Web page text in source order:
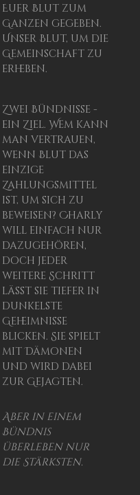
Euer Blut zum
Ganzen gegeben.
Unser Blut, um die
Gemeinschaft zu
erheben.
Zwei Bündnisse -
ein Ziel. Wem kann
man vertrauen,
wenn Blut das
einzige
Zahlungsmittel
ist, um sich zu
beweisen? Charly
will einfach nur
dazugehören,
doch jeder
weitere Schritt
lässt sie tiefer in
dunkelste
Geheimnisse
blicken. Sie spielt
mit Dämonen
und wird dabei
zur Gejagten.
Aber in einem
Bündnis
überleben nur
die Stärksten.